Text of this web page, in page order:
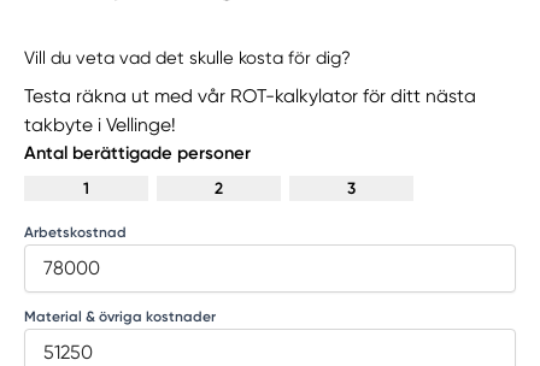
Vill du veta vad det skulle kosta för dig?
Testa räkna ut med vår ROT-kalkylator för ditt nästa
takbyte i Vellinge!
Antal berättigade personer
1 2 3
Arbetskostnad
Material & övriga kostnader